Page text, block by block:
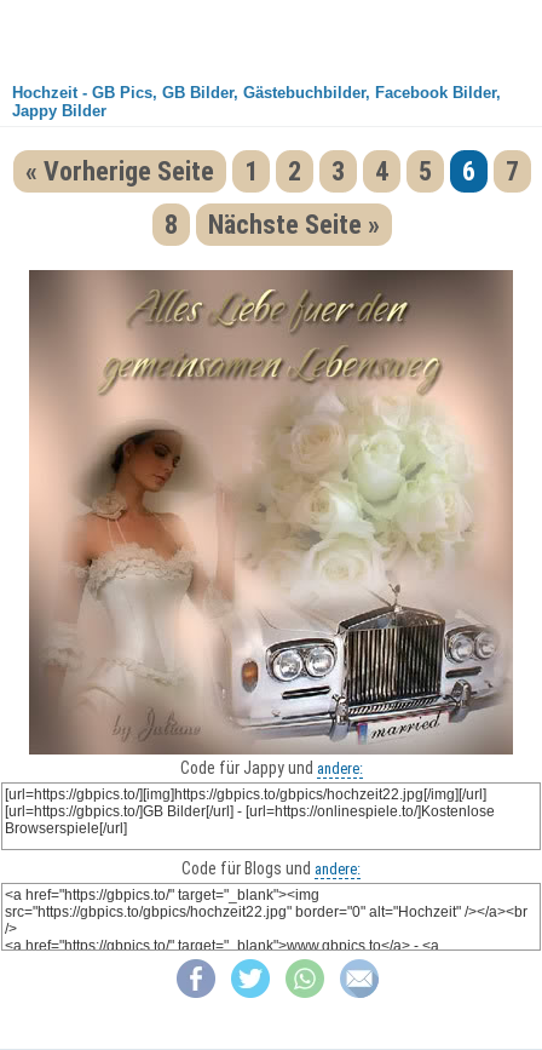
Hochzeit - GB Pics, GB Bilder, Gästebuchbilder, Facebook Bilder,
Jappy Bilder
« Vorherige Seite 1 2 3 4 5 6
7
8
Nächste Seite »
Code für Jappy und andere:
Code für Blogs und andere: